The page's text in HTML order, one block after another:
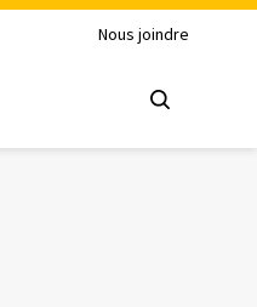
Nous joindre